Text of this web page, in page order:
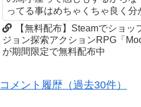
ってる事はめちゃくちゃ良く分
【無料配布】Steamでショッ
ジョン探索アクションRPG「
が期間限定で無料配布中
コメント履歴（過去30件）